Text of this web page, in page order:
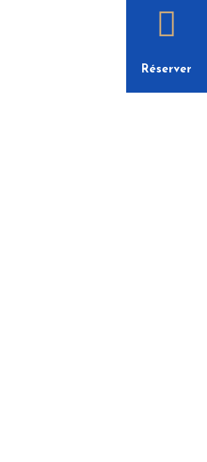
Réserver